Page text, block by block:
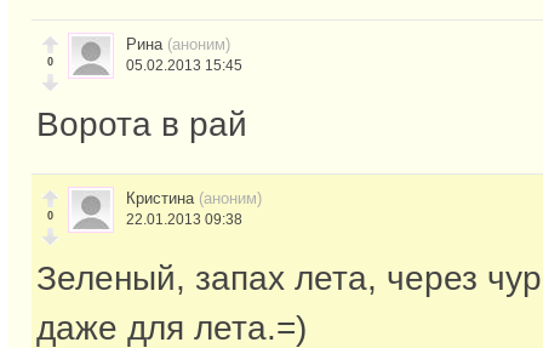
0
Рина (аноним)
05.02.2013 15:45
Ворота в рай
0
Кристина (аноним)
22.01.2013 09:38
Зеленый, запах лета, через
даже для лета.=)